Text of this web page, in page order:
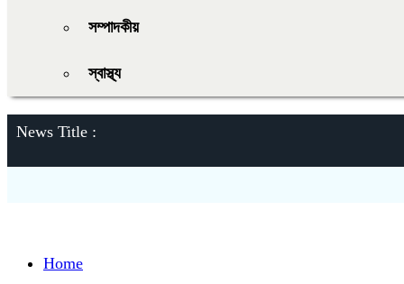
সম্পাদকীয়
স্বাস্থ্য
News Title :
Home